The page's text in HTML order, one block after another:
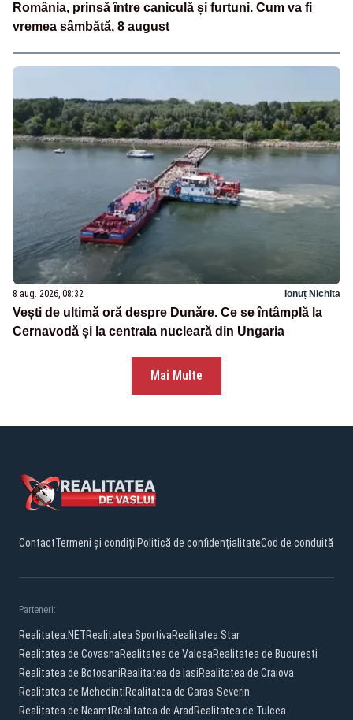
România, prinsă între caniculă și furtuni. Cum va fi
vremea sâmbătă, 8 august
8 aug. 2026, 08:32 Ionuț Nichita
Vești de ultimă oră despre Dunăre. Ce se întâmplă la
Cernavodă și la centrala nucleară din Ungaria
Mai Multe
ContactTermeni și condițiiPolitică de confidențialitateCod de conduită
Parteneri:
Realitatea.NETRealitatea SportivaRealitatea Star
Realitatea de CovasnaRealitatea de ValceaRealitatea de Bucuresti
Realitatea de BotosaniRealitatea de IasiRealitatea de Craiova
Realitatea de MehedintiRealitatea de Caras-Severin
Realitatea de NeamtRealitatea de Arad Realitatea de Tulcea